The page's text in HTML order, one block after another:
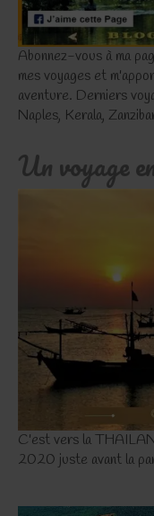
Abonnez-vous à ma
mes voyages et
aventure. Derniers
Naples, Kerala,
Un voyage
C'est vers la
2020 juste avant la